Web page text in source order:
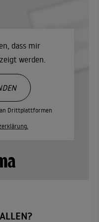
dass mir
werden.
an Drittplattformen